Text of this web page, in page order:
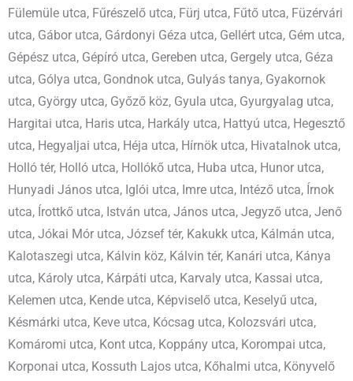
Fülemüle utca, Fűrészelő utca, Fürj utca, Fűtő utca, Füzérvári
utca, Gábor utca, Gárdonyi Géza utca, Gellért utca, Gém utca,
Gépész utca, Gépíró utca, Gereben utca, Gergely utca, Géza
utca, Gólya utca, Gondnok utca, Gulyás tanya, Gyakornok
utca, György utca, Győző köz, Gyula utca, Gyurgyalag utca,
Hargitai utca, Haris utca, Harkály utca, Hattyú utca, Hegesztő
utca, Hegyaljai utca, Héja utca, Hírnök utca, Hivatalnok utca,
Holló tér, Holló utca, Hollókő utca, Huba utca, Hunor utca,
Hunyadi János utca, Iglói utca, Imre utca, Intéző utca, Írnok
utca, Írottkő utca, István utca, János utca, Jegyző utca, Jenő
utca, Jókai Mór utca, József tér, Kakukk utca, Kálmán utca,
Kalotaszegi utca, Kálvin köz, Kálvin tér, Kanári utca, Kánya
utca, Károly utca, Kárpáti utca, Karvaly utca, Kassai utca,
Kelemen utca, Kende utca, Képviselő utca, Keselyű utca,
Késmárki utca, Keve utca, Kócsag utca, Kolozsvári utca,
Komáromi utca, Kont utca, Koppány utca, Korompai utca,
Korponai utca, Kossuth Lajos utca, Kőhalmi utca, Könyvelő